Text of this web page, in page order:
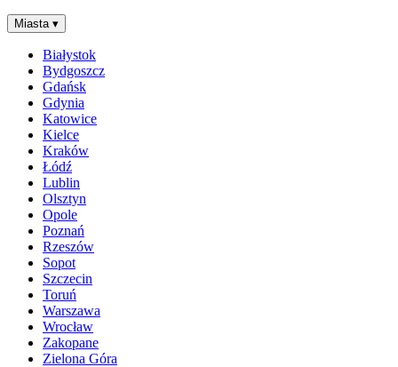
Miasta ▾
Białystok
Bydgoszcz
Gdańsk
Gdynia
Katowice
Kielce
Kraków
Łódź
Lublin
Olsztyn
Opole
Poznań
Rzeszów
Sopot
Szczecin
Toruń
Warszawa
Wrocław
Zakopane
Zielona Góra